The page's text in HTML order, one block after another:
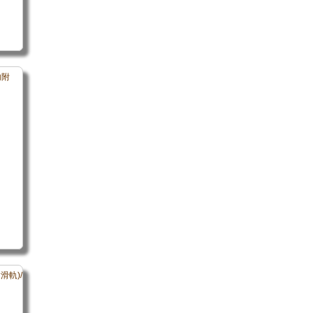
軌)/